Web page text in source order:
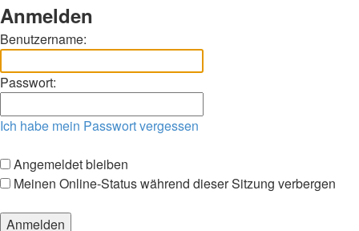
Anmelden
Benutzername:
Passwort:
Ich habe mein Passwort vergessen
Angemeldet bleiben
Meinen Online-Status während dieser Sitzung verbergen